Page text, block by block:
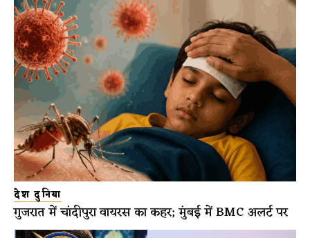
देश दुनिया
गुजरात में चांदीपुरा वायरस का कहर; मुंबई में BMC अलर्ट पर